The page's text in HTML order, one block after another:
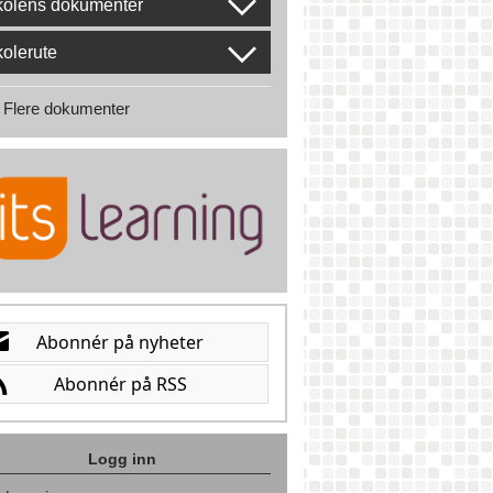
dokumenter
Flere dokumenter
Logg inn